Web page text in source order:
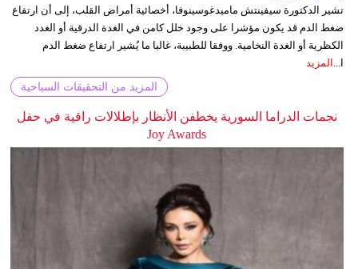
تشير الدكتورة سيفينتش ماميدغوسينوفا، أخصائية أمراض القلب، إلى أن ارتفاع
ضغط الدم قد يكون مؤشرا على وجود خلل كامن في الغدة الدرقية أو الغدد
الكظرية أو الغدة النخامية. ووفقا للطبيبة، غالبا ما يُشير ارتفاع ضغط الدم
ا... المزيد
المزيد من التحقيقات السياحية
نجمات الدراما السورية يخطفن الأنظار بإطلالات راقية في حفل
Joy Awards